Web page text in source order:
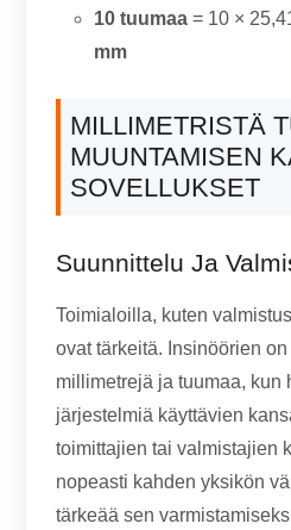
10 tuumaa = 10 ×
mm
MILLIMETRISTÄ
MUUNTAMISEN
SOVELLUKSET
Suunnittelu Ja
Toimialoilla, kuten
ovat tärkeitä. Insinöörien
millimetrejä ja tuumaa, kun
järjestelmiä käyttävien
toimittajien tai valmistajien
nopeasti kahden yksikön
tärkeää sen